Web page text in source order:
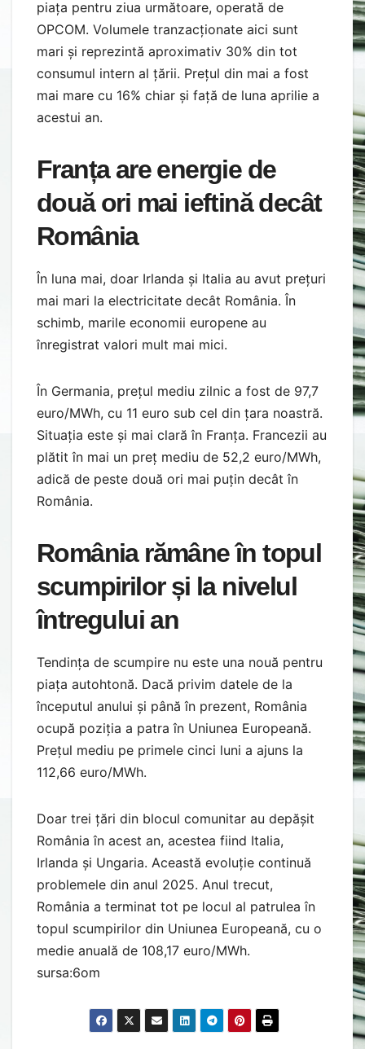
piața pentru ziua următoare, operată de
OPCOM. Volumele tranzacționate aici sunt
mari și reprezintă aproximativ 30% din tot
consumul intern al țării. Prețul din mai a fost
mai mare cu 16% chiar și față de luna aprilie a
acestui an.
Franța are energie de
două ori mai ieftină decât
România
În luna mai, doar Irlanda și Italia au avut prețuri
mai mari la electricitate decât România. În
schimb, marile economii europene au
înregistrat valori mult mai mici.
În Germania, prețul mediu zilnic a fost de 97,7
euro/MWh, cu 11 euro sub cel din țara noastră.
Situația este și mai clară în Franța. Francezii au
plătit în mai un preț mediu de 52,2 euro/MWh,
adică de peste două ori mai puțin decât în
România.
România rămâne în topul
scumpirilor și la nivelul
întregului an
Tendința de scumpire nu este una nouă pentru
piața autohtonă. Dacă privim datele de la
începutul anului și până în prezent, România
ocupă poziția a patra în Uniunea Europeană.
Prețul mediu pe primele cinci luni a ajuns la
112,66 euro/MWh.
Doar trei țări din blocul comunitar au depășit
România în acest an, acestea fiind Italia,
Irlanda și Ungaria. Această evoluție continuă
problemele din anul 2025. Anul trecut,
România a terminat tot pe locul al patrulea în
topul scumpirilor din Uniunea Europeană, cu o
medie anuală de 108,17 euro/MWh.
sursa:6om